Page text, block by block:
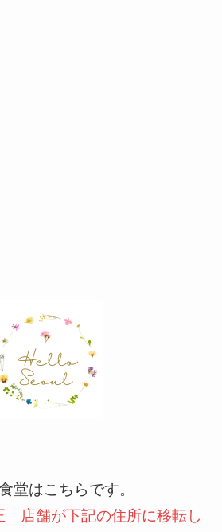
堂はこちらです。
店舗が下記の住所に移転し